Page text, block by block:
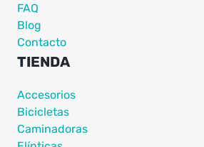
FAQ
Blog
Contacto
TIENDA
Accesorios
Bicicletas
Caminadoras